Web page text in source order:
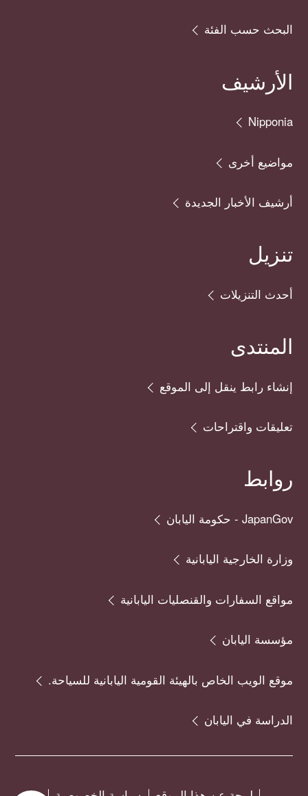
البحث حسب الفئة
الأرشيف
Nipponia
مواضيع أخرى
أرشيف الأخبار الجديدة
تنزيل
أحدث التنزيلات
المنتدى
إنشاء رابط ينقل إلى الموقع
تعليقات واقتراحات
روابط
JapanGov - حكومة اليابان
وزارة الخارجية اليابانية
مواقع السفارات والقنصليات اليابانية
مؤسسة اليابان
موقع الويب الخاص بالهيئة القومية اليابانية للسياحة.
الدراسة في اليابان